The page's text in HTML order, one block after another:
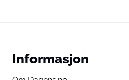
Informasjon